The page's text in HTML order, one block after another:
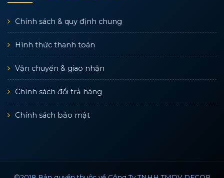
Chính sách & quy định chung
Hình thức thanh toán
Vận chuyển & giao nhận
Chính sách đổi trả hàng
Chính sách bảo mật